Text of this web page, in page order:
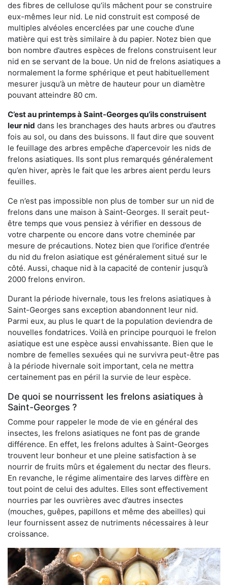
des fibres de cellulose qu’ils mâchent pour se construire
eux-mêmes leur nid. Le nid construit est composé de
multiples alvéoles encerclées par une couche d’une
matière qui est très similaire à du papier. Notez bien que
bon nombre d’autres espèces de frelons construisent leur
nid en se servant de la boue. Un nid de frelons asiatiques a
normalement la forme sphérique et peut habituellement
mesurer jusqu’à un mètre de hauteur pour un diamètre
pouvant atteindre 80 cm.
C’est au printemps à Saint-Georges qu’ils construisent
leur nid dans les branchages des hauts arbres ou d’autres
fois au sol, ou dans des buissons. Il faut dire que souvent
le feuillage des arbres empêche d’apercevoir les nids de
frelons asiatiques. Ils sont plus remarqués généralement
qu’en hiver, après le fait que les arbres aient perdu leurs
feuilles.
Ce n’est pas impossible non plus de tomber sur un nid de
frelons dans une maison à Saint-Georges. Il serait peut-
être temps que vous pensiez à vérifier en dessous de
votre charpente ou encore dans votre cheminée par
mesure de précautions. Notez bien que l’orifice d’entrée
du nid du frelon asiatique est généralement situé sur le
côté. Aussi, chaque nid à la capacité de contenir jusqu’à
2000 frelons environ.
Durant la période hivernale, tous les frelons asiatiques à
Saint-Georges sans exception abandonnent leur nid.
Parmi eux, au plus le quart de la population deviendra de
nouvelles fondatrices. Voilà en principe pourquoi le frelon
asiatique est une espèce aussi envahissante. Bien que le
nombre de femelles sexuées qui ne survivra peut-être pas
à la période hivernale soit important, cela ne mettra
certainement pas en péril la survie de leur espèce.
De quoi se nourrissent les frelons asiatiques à
Saint-Georges ?
Comme pour rappeler le mode de vie en général des
insectes, les frelons asiatiques ne font pas de grande
différence. En effet, les frelons adultes à Saint-Georges
trouvent leur bonheur et une pleine satisfaction à se
nourrir de fruits mûrs et également du nectar des fleurs.
En revanche, le régime alimentaire des larves diffère en
tout point de celui des adultes. Elles sont effectivement
nourries par les ouvrières avec d’autres insectes
(mouches, guêpes, papillons et même des abeilles) qui
leur fournissent assez de nutriments nécessaires à leur
croissance.